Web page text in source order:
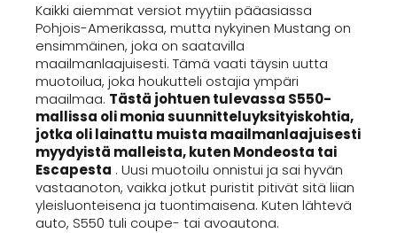
Kaikki aiemmat versiot myytiin pääasiassa
Pohjois-Amerikassa, mutta nykyinen Mustang on
ensimmäinen, joka on saatavilla
maailmanlaajuisesti. Tämä vaati täysin uutta
muotoilua, joka houkutteli ostajia ympäri
maailmaa. Tästä johtuen tulevassa S550-
mallissa oli monia suunnitteluyksityiskohtia,
jotka oli lainattu muista maailmanlaajuisesti
myydyistä malleista, kuten Mondeosta tai
Escapesta . Uusi muotoilu onnistui ja sai hyvän
vastaanoton, vaikka jotkut puristit pitivät sitä liian
yleisluonteisena ja tuontimaisena. Kuten lähtevä
auto, S550 tuli coupe- tai avoautona.